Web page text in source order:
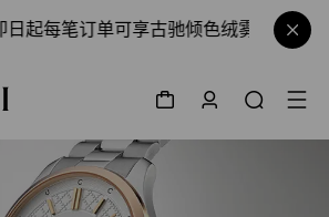
起每笔订单可享古驰倾色绒雾唇膏体验